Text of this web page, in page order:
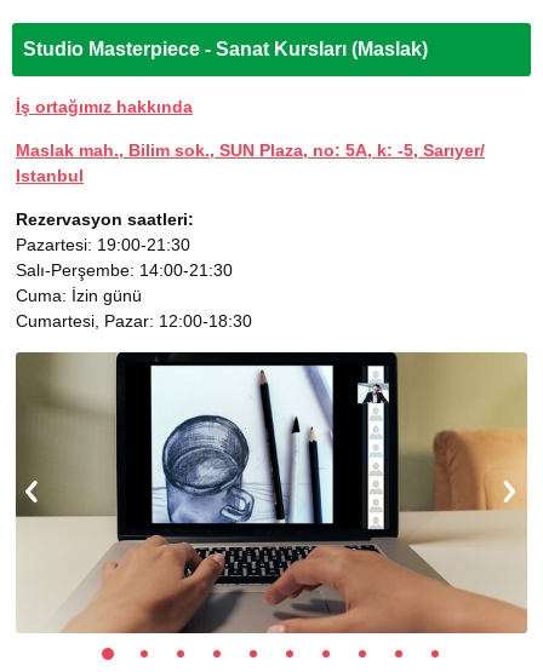
Studio Masterpiece - Sanat Kursları (Maslak)
İş ortağımız hakkında
Maslak mah., Bilim sok., SUN Plaza, no: 5A, k: -5, Sarıyer/
Іstanbul
Rezervasyon saatleri:
Pazartesi: 19:00-21:30
Salı-Perşembe: 14:00-21:30
Cuma: İzin günü
Cumartesi, Pazar: 12:00-18:30